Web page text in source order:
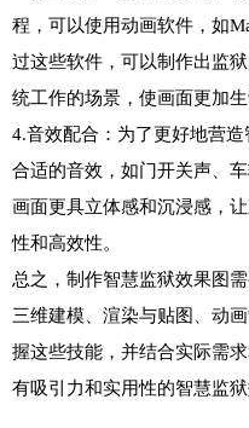
程，可以使用动画软件，如
过这些软件，可以制作出监
统工作的场景，使画面更加生
4.音效配合：为了更好地营
合适的音效，如门开关声、
画面更具立体感和沉浸感，
性和高效性。
总之，制作智慧监狱效果图
三维建模、渲染与贴图、动
握这些技能，并结合实际需
有吸引力和实用性的智慧监狱